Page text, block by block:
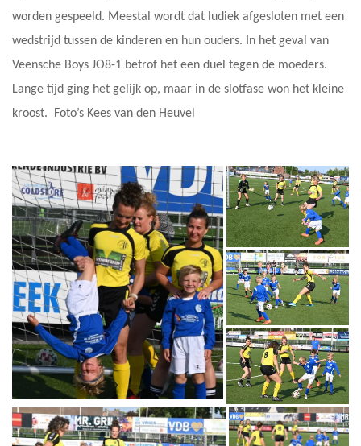
worden gespeeld. Meestal wordt dat ludiek afgesloten met een
wedstrijd tussen de kinderen en hun ouders. In het geval van
Veensche Boys JO8-1 betrof het een duel tegen de moeders.
Lange tijd ging het gelijk op, maar in de slotfase won het kleine
kroost. Foto’s Kees van den Heuvel